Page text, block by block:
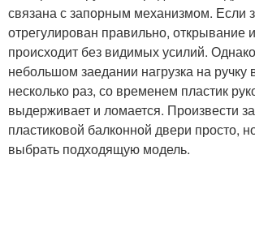
связана с запорным механизмом. Если
отрегулирован правильно, открывание
происходит без видимых усилий.
небольшом заедании нагрузка на ручку
несколько раз, со временем пластик
выдерживает и ломается. Произвести
пластиковой балконной двери просто,
выбрать подходящую модель.